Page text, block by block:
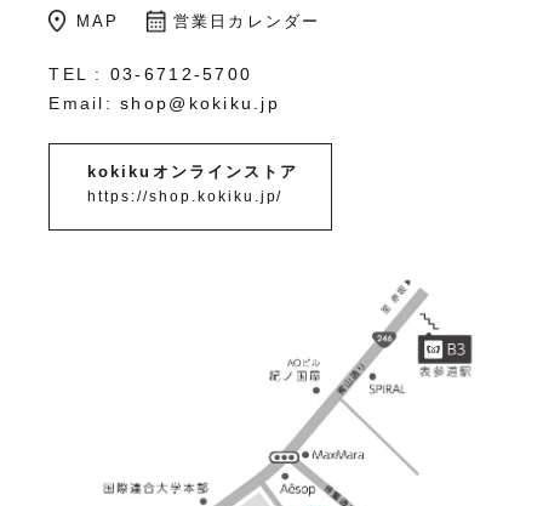
MAP 営業日カレンダー
TEL : 03-6712-5700
Email:shop@kokiku.jp
kokikuオンラインストア
https://shop.kokiku.jp/